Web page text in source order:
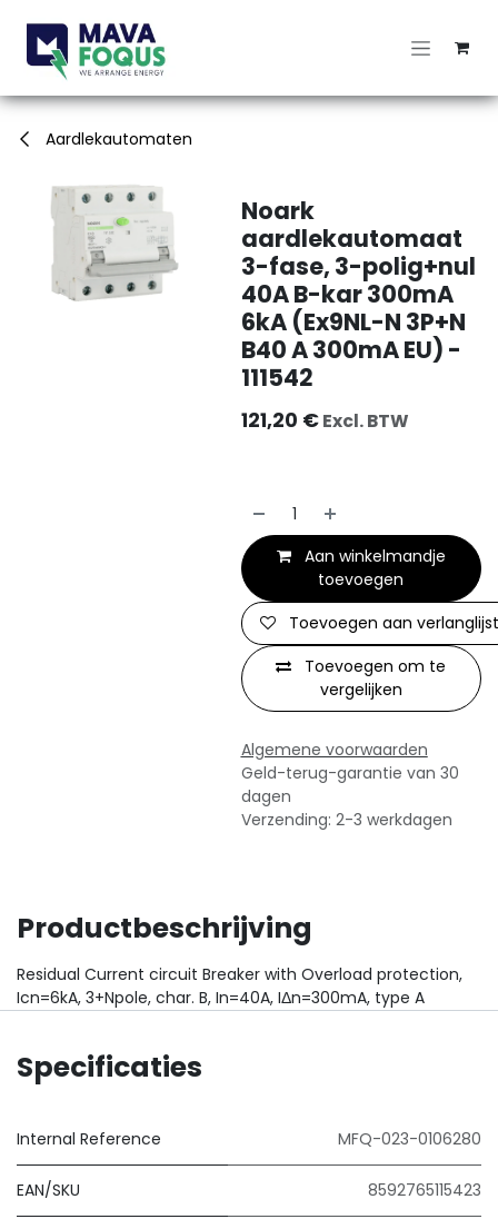
Aardlekautomaten
Noark
aardlekautomaat
3-fase, 3-polig+nul
40A B-kar 300mA
6kA (Ex9NL-N 3P+N
B40 A 300mA EU) -
111542
121,20 €Excl. BTW
Aan winkelmandje
toevoegen
Toevoegen om te
vergelijken
Toevoegen aan verlanglijst
Algemene voorwaarden
Geld-terug-garantie van 30
dagen
Verzending: 2-3 werkdagen
Productbeschrijving
Residual Current circuit Breaker with Overload protection,
Icn=6kA, 3+Npole, char. B, In=40A, IΔn=300mA, type A
Specificaties
Internal Reference MFQ-023-0106280
EAN/SKU 8592765115423